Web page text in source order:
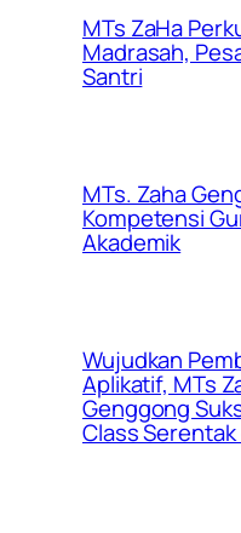
MTs ZaHa
Madrasah,
Santri
MTs. Zaha
Kompetensi
Akademik
Wujudkan
Aplikatif, MTs
Genggong
Class